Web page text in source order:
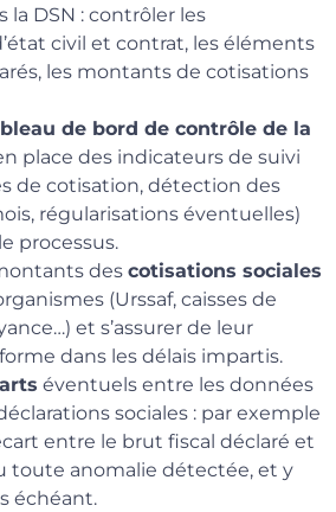
la DSN : contrôler les
civil et contrat, les éléments
les montants de cotisations
de bord de contrôle de la
place des indicateurs de suivi
de cotisation, détection des
régularisations éventuelles)
processus.
des cotisations sociales
(Urssaf, caisses de
et s’assurer de leur
dans les délais impartis.
éventuels entre les données
sociales : par exemple
entre le brut fiscal déclaré et
toute anomalie détectée, et y
échéant.